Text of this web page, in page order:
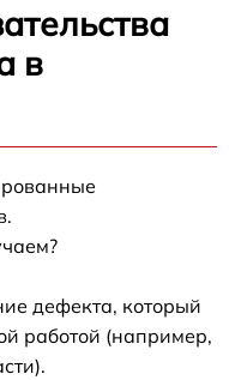
в
дефекта, который
работой (например,